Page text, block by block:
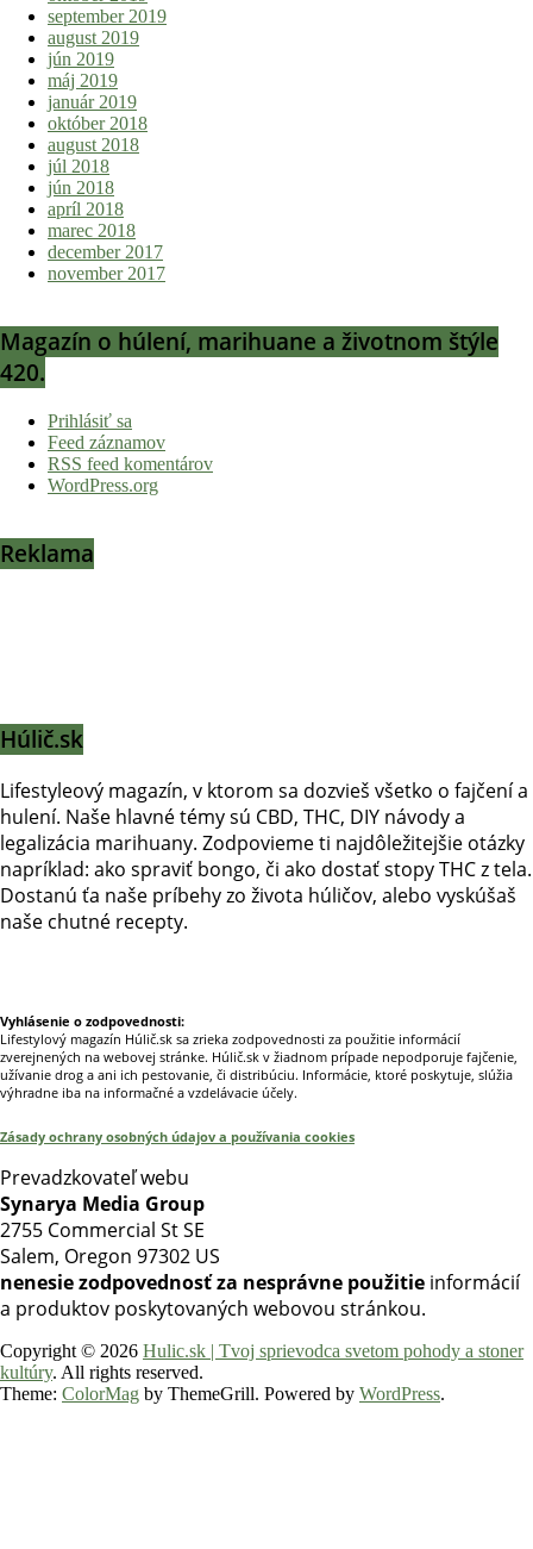
september 2019
august 2019
jún 2019
máj 2019
január 2019
október 2018
august 2018
júl 2018
jún 2018
apríl 2018
marec 2018
december 2017
november 2017
Magazín o húlení, marihuane a životnom štýle
420.
Prihlásiť sa
Feed záznamov
RSS feed komentárov
WordPress.org
Reklama
Húlič.sk
Lifestyleový magazín, v ktorom sa dozvieš všetko o fajčení a
hulení. Naše hlavné témy sú CBD, THC, DIY návody a
legalizácia marihuany. Zodpovieme ti najdôležitejšie otázky
napríklad: ako spraviť bongo, či ako dostať stopy THC z tela.
Dostanú ťa naše príbehy zo života húličov, alebo vyskúšaš
naše chutné recepty.
Vyhlásenie o zodpovednosti:
Lifestylový magazín Húlič.sk sa zrieka zodpovednosti za použitie informácií
zverejnených na webovej stránke. Húlič.sk v žiadnom prípade nepodporuje fajčenie,
užívanie drog a ani ich pestovanie, či distribúciu. Informácie, ktoré poskytuje, slúžia
výhradne iba na informačné a vzdelávacie účely.
Zásady ochrany osobných údajov a používania cookies
Prevadzkovateľ webu
Synarya Media Group
2755 Commercial St SE
Salem, Oregon 97302 US
nenesie zodpovednosť za nesprávne použitie informácií
a produktov poskytovaných webovou stránkou.
Copyright © 2026 Hulic.sk | Tvoj sprievodca svetom pohody a stoner
kultúry. All rights reserved.
Theme: ColorMag by ThemeGrill. Powered by WordPress.